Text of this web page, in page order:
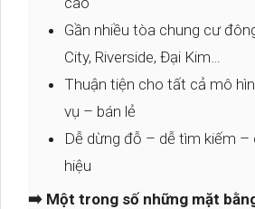
Gần nhiều tòa chung cư
City, Riverside, Đại Kim…
Thuận tiện cho tất cả mô
vụ – bán lẻ
Dễ dừng đỗ – dễ tìm kiếm –
hiệu
➡️ Một trong số những mặt